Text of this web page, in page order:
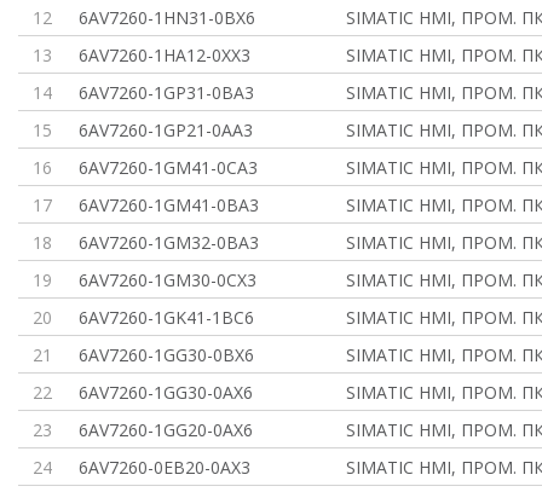
12
6AV7260-1HN31-0BX6
SIMATIC HMI, ПРОМ.
13
6AV7260-1HA12-0XX3
SIMATIC HMI, ПРОМ.
14
6AV7260-1GP31-0BA3
SIMATIC HMI, ПРОМ.
15
6AV7260-1GP21-0AA3
SIMATIC HMI, ПРОМ.
16
6AV7260-1GM41-0CA3
SIMATIC HMI, ПРОМ.
17
6AV7260-1GM41-0BA3
SIMATIC HMI, ПРОМ.
18
6AV7260-1GM32-0BA3
SIMATIC HMI, ПРОМ.
19
6AV7260-1GM30-0CX3
SIMATIC HMI, ПРОМ.
20
6AV7260-1GK41-1BC6
SIMATIC HMI, ПРОМ.
21
6AV7260-1GG30-0BX6
SIMATIC HMI, ПРОМ.
22
6AV7260-1GG30-0AX6
SIMATIC HMI, ПРОМ.
23
6AV7260-1GG20-0AX6
SIMATIC HMI, ПРОМ.
24
6AV7260-0EB20-0AX3
SIMATIC HMI, ПРОМ.